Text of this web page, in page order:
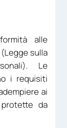
alle
sulla
Le
i requisiti
ai
da